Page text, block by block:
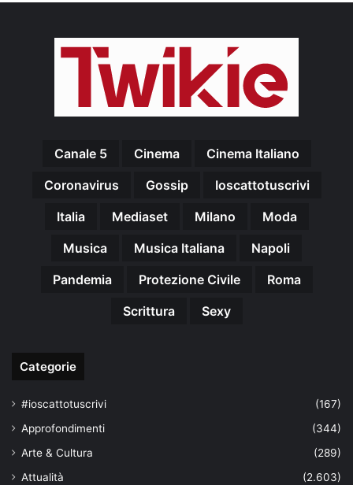
Canale 5 Cinema
Cinema Italiano
Coronavirus
Gossip
Ioscattotuscrivi
Italia
Mediaset Milano
Moda
Musica
Musica Italiana
Napoli
Pandemia
Protezione Civile
Roma
Scrittura
Sexy
Categorie
#ioscattotuscrivi
(167)
Approfondimenti
(344)
Arte & Cultura
(289)
Attualità
(2.603)